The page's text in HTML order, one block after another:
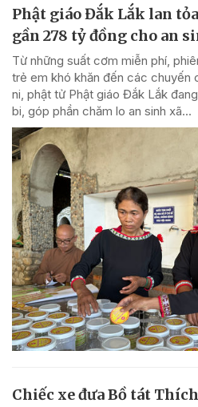
Phật giáo Đắk Lắk lan
gần 278 tỷ đồng cho an
Từ những suất cơm miễn phí,
trẻ em khó khăn đến các chuyến
ni, phật tử Phật giáo Đắk Lắk
bi, góp phần chăm lo an sinh xã...
Chiếc xe đưa Bồ tát